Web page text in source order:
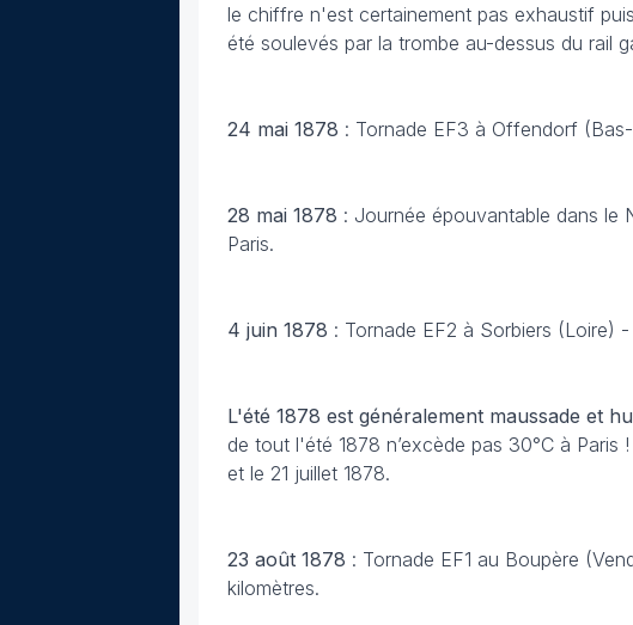
le chiffre n'est certainement pas exhaustif
été soulevés par la trombe au-dessus du rail
24 mai 1878 : Tornade EF3 à Offendorf
28 mai 1878 : Journée épouvantable dans le
Paris.
4 juin 1878 : Tornade EF2 à Sorbiers (Loire)
L'été 1878 est généralement maussade et
de tout l'été 1878 n’excède pas 30°C à Paris
et le 21 juillet 1878.
23 août 1878 : Tornade EF1 au Boupère
kilomètres.